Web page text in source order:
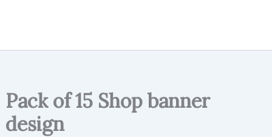
Pack of 15 Shop banner
design